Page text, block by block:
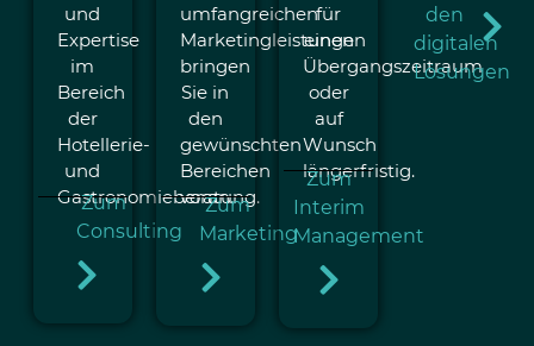
und
Expertise
im
Bereich
der
Hotellerie-
und
Gastronomieberatung.
Zum
Consulting
umfangreichen
Marketingleistungen
bringen
Sie in
den
gewünschten
Bereichen
voran.
Zum
Marketing
für
einen
Übergangszeitraum
oder
auf
Wunsch
längerfristig.
Zum
Interim
Management
den
digitalen
Lösungen